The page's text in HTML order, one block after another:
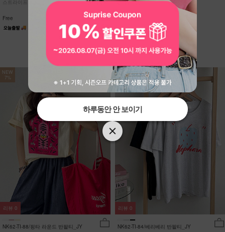
스트라이프 홈웨어 SET
Free
돋보이는 쿨~한 루즈핏 니트
Free
NEW
7%
NK62-TI-88/핑타 라운드 반팔티_JY
리뷰 0
NEW
7%
NK62-TI-84/베리베리 반팔티_JY
리뷰 0
하루동안 안 보이기
하루동안 안 보이기